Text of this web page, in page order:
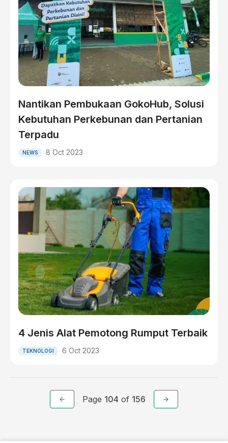
Nantikan Pembukaan GokoHub, Solusi
Kebutuhan Perkebunan dan Pertanian
Terpadu
NEWS 8 Oct 2023
4 Jenis Alat Pemotong Rumput Terbaik
TEKNOLOGI 6 Oct 2023
Page 104 of 156